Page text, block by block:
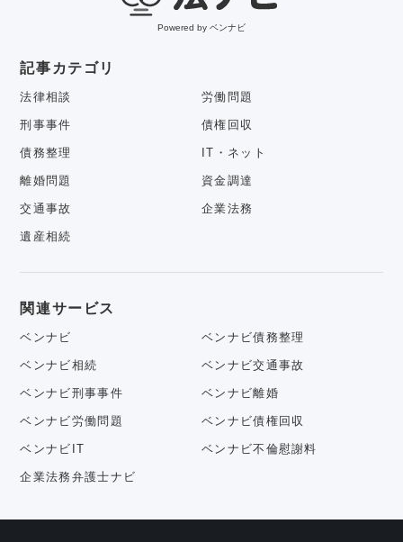
Powered by ベンナビ
記事カテゴリ
法律相談 労働問題
刑事事件 債権回収
債務整理 IT・ネット
離婚問題 資金調達
交通事故 企業法務
遺産相続
関連サービス
ベンナビ ベンナビ債務整理
ベンナビ相続 ベンナビ交通事故
ベンナビ刑事事件 ベンナビ離婚
ベンナビ労働問題 ベンナビ債権回収
ベンナビIT ベンナビ不倫慰謝料
企業法務弁護士ナビ